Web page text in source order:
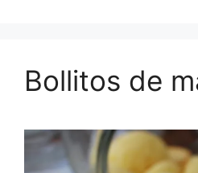
Bollitos de